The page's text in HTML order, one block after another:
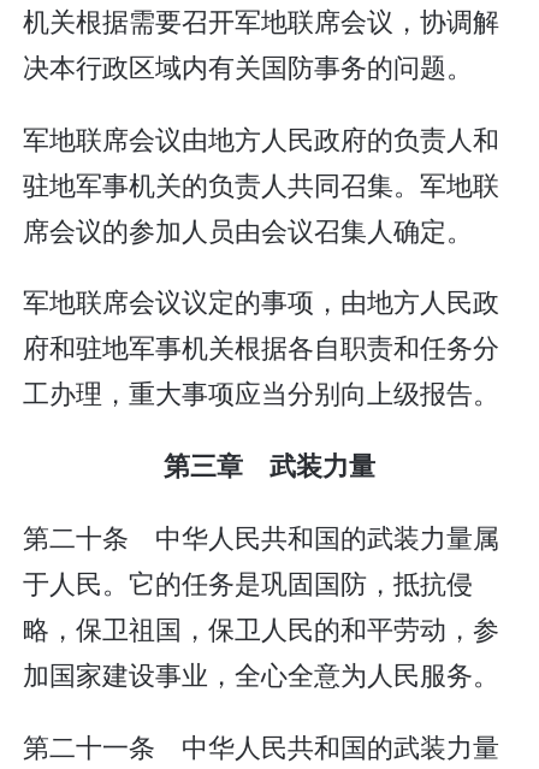
机关根据需要召开军地联席会议，协调解
决本行政区域内有关国防事务的问题。
军地联席会议由地方人民政府的负责人和
驻地军事机关的负责人共同召集。军地联
席会议的参加人员由会议召集人确定。
军地联席会议议定的事项，由地方人民政
府和驻地军事机关根据各自职责和任务分
工办理，重大事项应当分别向上级报告。
第三章 武装力量
第二十条 中华人民共和国的武装力量属
于人民。它的任务是巩固国防，抵抗侵
略，保卫祖国，保卫人民的和平劳动，参
加国家建设事业，全心全意为人民服务。
第二十一条 中华人民共和国的武装力量